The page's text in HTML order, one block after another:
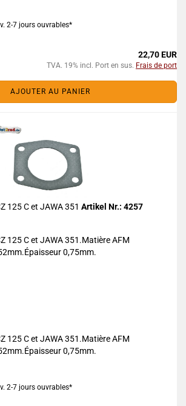
2-7 jours ouvrables*
22,70 EUR
TVA. 19% incl. Port en sus. Frais de port
AJOUTER AU PANIER
125 C et JAWA 351 Artikel Nr.: 4257
125 C et JAWA 351.Matière AFM
0,75mm.
125 C et JAWA 351.Matière AFM
0,75mm.
2-7 jours ouvrables*